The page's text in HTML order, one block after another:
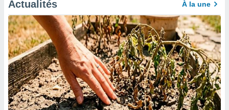
Actualités À la une